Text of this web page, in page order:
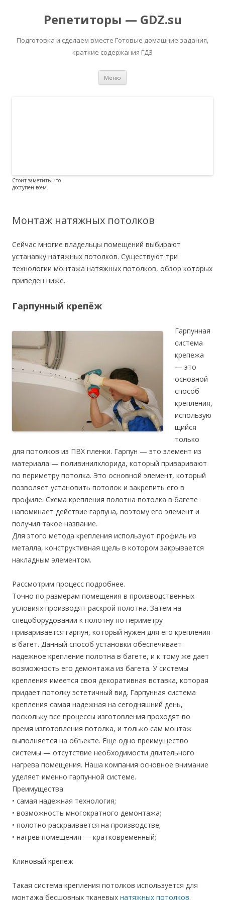
Репетиторы — GDZ.su
Подготовка и сделаем вместе Готовые домашние задания,
краткие содержания ГДЗ
Меню
Стоит заметить что
доступен всем.
Монтаж натяжных потолков
Сейчас многие владельцы помещений выбирают
устанавку натяжных потолков. Существуют три
технологии монтажа натяжных потолков, обзор которых
приведен ниже.
Гарпунный крепёж
Гарпунная
система
крепежа
— это
основной
способ
крепления,
использую
щийся
только
для потолков из ПВХ пленки. Гарпун — это элемент из
материала — поливинилхлорида, который приваривают
по периметру потолка. Это основной элемент, который
позволяет установить потолок и закрепить его в
профиле. Схема крепления полотна потолка в багете
напоминает действие гарпуна, поэтому его элемент и
получил такое название.
Для этого метода крепления используют профиль из
металла, конструктивная щель в котором закрывается
накладным элементом.
Рассмотрим процесс подробнее.
Точно по размерам помещения в производственных
условиях производят раскрой полотна. Затем на
спецоборудовании к полотну по периметру
приваривается гарпун, который нужен для его крепления
в багет. Данный способ установки обеспечивает
надежное крепление полотна в багете, и к тому же дает
возможность его демонтажа из багета. У системы
крепления имеется своя декоративная вставка, которая
придает потолку эстетичный вид. Гарпунная система
крепления самая надежная на сегодняшний день,
поскольку все процессы изготовления проходят во
время изготовления потолка, и только сам монтаж
выполняется на объекте. Еще одно преимущество
системы — отсутствие необходимости длительного
нагрева помещения. Наша компания основное внимание
уделяет именно гарпунной системе.
Преимущества:
• самая надежная технология;
• возможность многократного демонтажа;
• полотно раскраивается на производстве;
• нагрев помещения — кратковременный;
Клиновый крепеж
Такая система крепления потолков используется для
монтажа бесшовных тканевых натяжных потолков.